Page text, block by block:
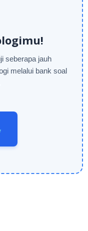
seberapa jauh
melalui bank soal